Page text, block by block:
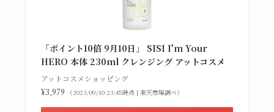
「ポイント10倍 9月10日」 SISI I'm Your
HERO 本体 230ml クレンジング アットコスメ
アットコスメショッピング
¥3,979
（2023/09/10 23:45時点 | 楽天市場調べ）